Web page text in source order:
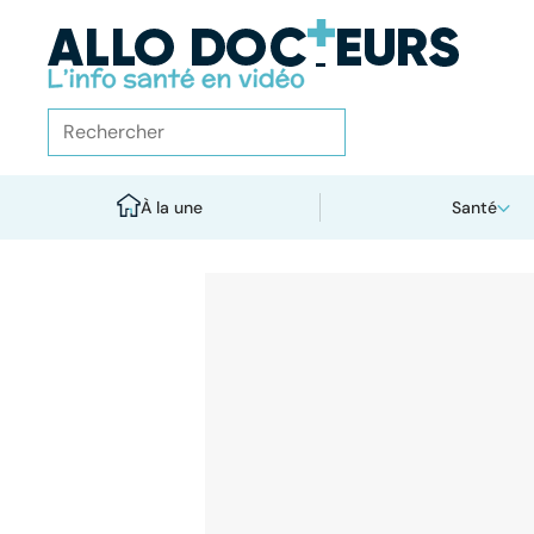
À la une Santé